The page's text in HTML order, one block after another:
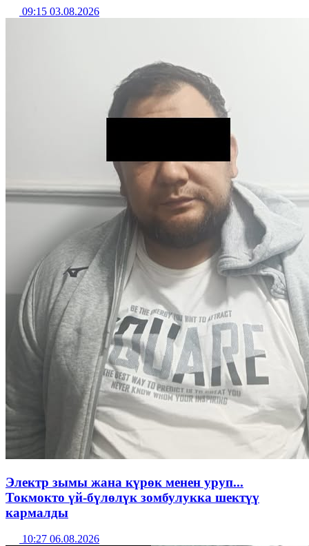
09:15 03.08.2026
Электр зымы жана күрөк менен уруп...
Токмокто үй-бүлөлүк зомбулукка шектүү
кармалды
10:27 06.08.2026